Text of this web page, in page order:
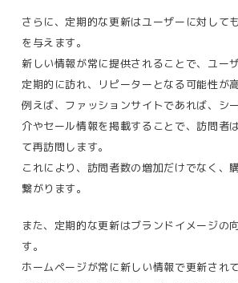
さらに、定期的な更新はユーザーに対して
を与えます。
新しい情報が常に提供されることで、ユー
定期的に訪れ、リピーターとなる可能性が
例えば、ファッションサイトであれば、シ
介やセール情報を掲載することで、訪問者
て再訪問します。
これにより、 訪問者数の増加だけでなく、
繋がります。
また、定期的な更新はブランドイメージの
す。
ホームページが常に新しい情報で更新され